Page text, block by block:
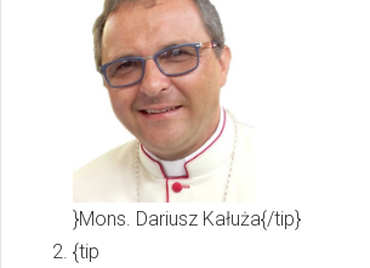
}Mons. Dariusz Kałuża{/tip}
{tip